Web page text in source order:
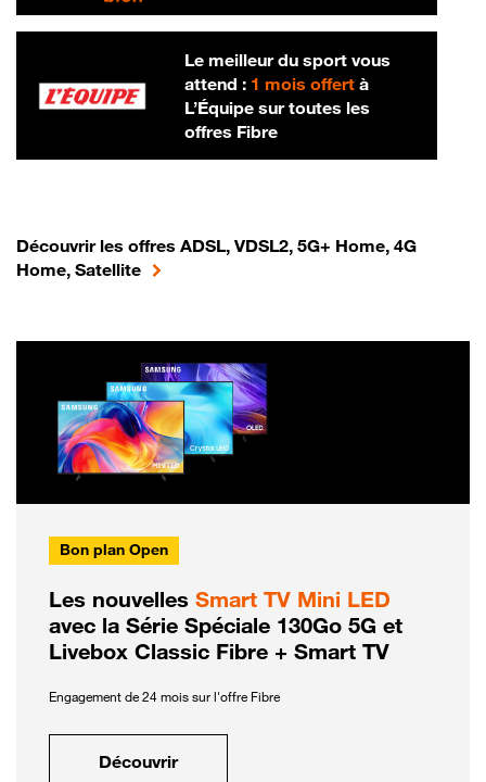
Le meilleur du sport vous
attend : 1 mois offertà
L’Équipe sur toutes les
offres Fibre
Découvrir les offres ADSL, VDSL2, 5G+ Home, 4G
Home, Satellite
Bon plan Open
Les nouvelles Smart TV Mini LED
avec la Série Spéciale 130Go 5G et
Livebox Classic Fibre + Smart TV
Engagement de 24 mois sur l'offre Fibre
Découvrir